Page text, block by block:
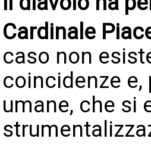
Cardinale
caso non
coincidenze e,
umane, che si